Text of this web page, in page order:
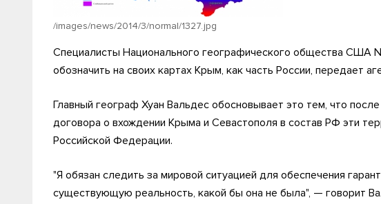
/images/news/2014/3/normal/1327.jpg
Специалисты Национального географического общества США
обозначить на своих картах Крым, как часть России, передает
Главный географ Хуан Вальдес обосновывает это тем, что
договора о вхождении Крыма и Севастополя в состав РФ эти
Российской Федерации.
"Я обязан следить за мировой ситуацией для обеспечения
существующую реальность, какой бы она не была", — говорит